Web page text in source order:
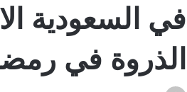
في السعودية
الذروة في